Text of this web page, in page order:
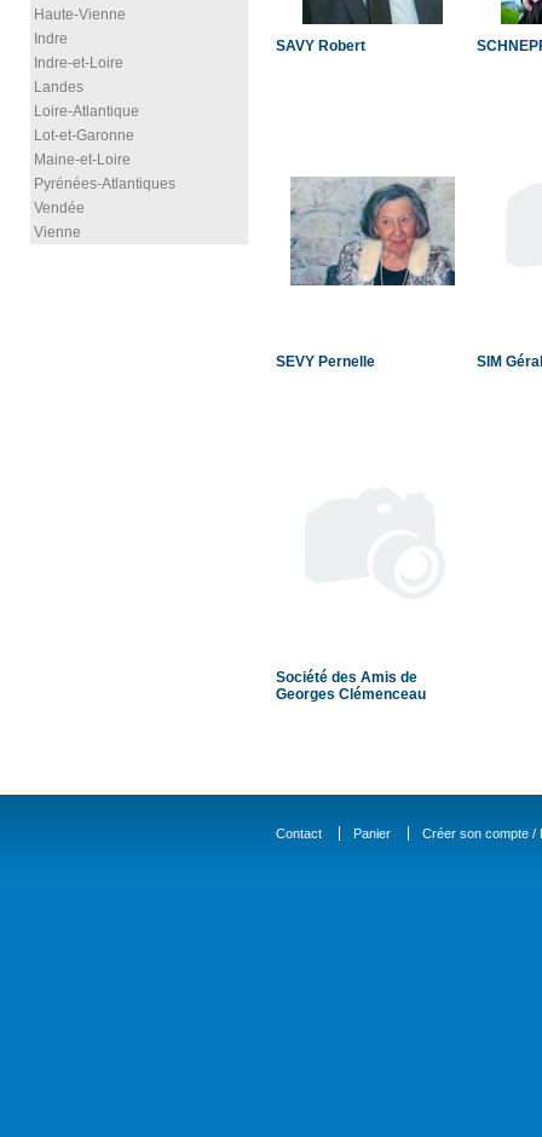
Haute-Vienne
Indre
Indre-et-Loire
Landes
Loire-Atlantique
Lot-et-Garonne
Maine-et-Loire
Pyrénées-Atlantiques
Vendée
Vienne
SAVY Robert
SEVY Pernelle SIM
Société des Amis de
Georges Clémenceau
Contact Panier Créer son compte /